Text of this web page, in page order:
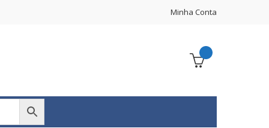
Minha Conta